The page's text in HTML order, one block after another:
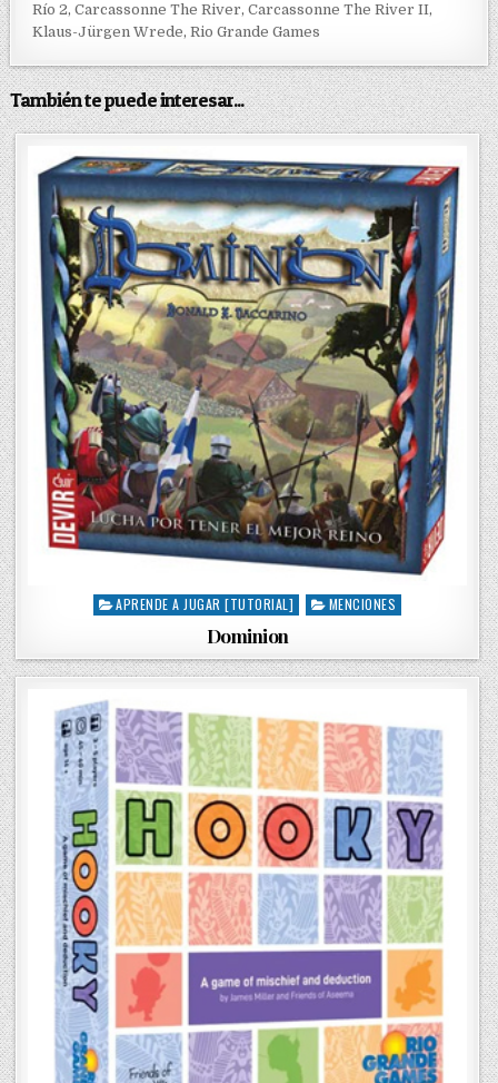
Río 2,Carcassonne The River,Carcassonne The River II,
Klaus-Jürgen Wrede,Rio Grande Games
También te puede interesar...
P
t
d
i
n
APRENDE A JUGAR [TUTORIAL] MENCIONES
Dominion